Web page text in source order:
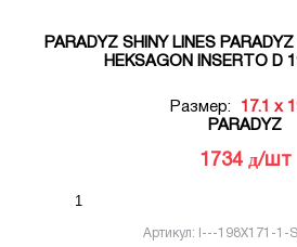
PARADYZ SHINY LINES
HEKSAGON INSERTO D
Размер:
17.1 x
PARADYZ
1734 д/шт
Артикул: I---198X171-1-